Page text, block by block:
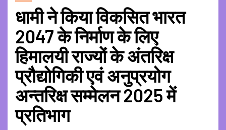
धामी ने किया विकसित भारत
2047 के निर्माण के लिए
हिमालयी राज्यों के अंतरिक्ष
प्रौद्योगिकी एवं अनुप्रयोग
अन्तरिक्ष सम्मेलन 2025 में
प्रतिभाग